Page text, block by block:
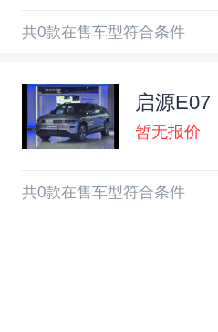
共0款在售车型符合条件
启源E07
暂无报价
共0款在售车型符合条件